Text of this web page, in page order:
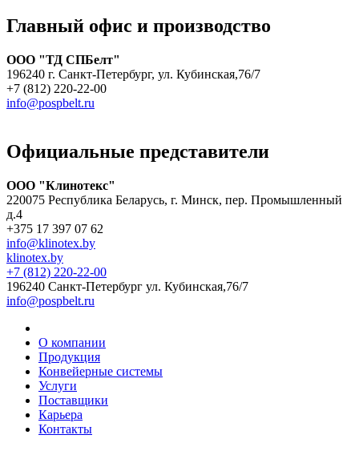
Главный офис и производство
ООО "ТД СПБелт"
196240 г. Санкт-Петербург, ул. Кубинская,76/7
+7 (812) 220-22-00
info@pospbelt.ru
Официальные представители
ООО "Клинотекс"
220075 Республика Беларусь, г. Минск, пер. Промышленный
д.4
+375 17 397 07 62
info@klinotex.by
klinotex.by
+7 (812) 220-22-00
196240 Санкт-Петербург ул. Кубинская,76/7
info@pospbelt.ru
О компании
Продукция
Конвейерные системы
Услуги
Поставщики
Карьера
Контакты